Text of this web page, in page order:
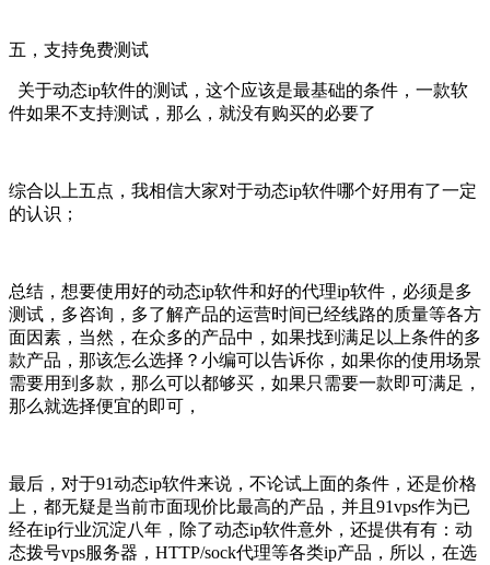
五，支持免费测试
关于动态ip软件的测试，这个应该是最基础的条件，一款软
件如果不支持测试，那么，就没有购买的必要了
综合以上五点，我相信大家对于动态ip软件哪个好用有了一定
的认识；
总结，想要使用好的动态ip软件和好的代理ip软件，必须是多
测试，多咨询，多了解产品的运营时间已经线路的质量等各方
面因素，当然，在众多的产品中，如果找到满足以上条件的多
款产品，那该怎么选择？小编可以告诉你，如果你的使用场景
需要用到多款，那么可以都够买，如果只需要一款即可满足，
那么就选择便宜的即可，
最后，对于91动态ip软件来说，不论试上面的条件，还是价格
上，都无疑是当前市面现价比最高的产品，并且91vps作为已
经在ip行业沉淀八年，除了动态ip软件意外，还提供有有：动
态拨号vps服务器，HTTP/sock代理等各类ip产品，所以，在选